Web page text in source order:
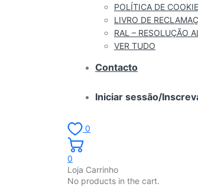
POLÍTICA DE
LIVRO DE
RAL – RESOLUÇÃO
VER TUDO
Contacto
Iniciar sessão/
0
0
Loja Carrinho
No products in the cart.